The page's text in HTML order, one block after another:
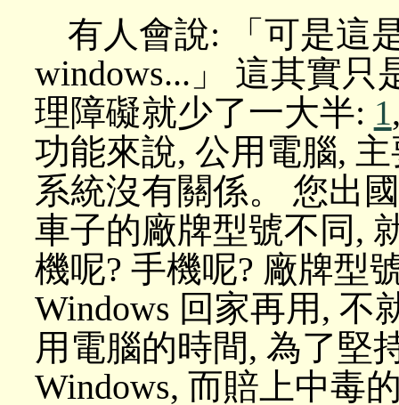
有人會說: 「可是這
windows...」 這其實只
理障礙就少了一大半: 1
功能來說, 公用電腦,
系統沒有關係。 您出
車子的廠牌型號不同,
機呢? 手機呢? 廠牌型
Windows 回家再用, 不
用電腦的時間, 為了堅
Windows, 而賠上中毒